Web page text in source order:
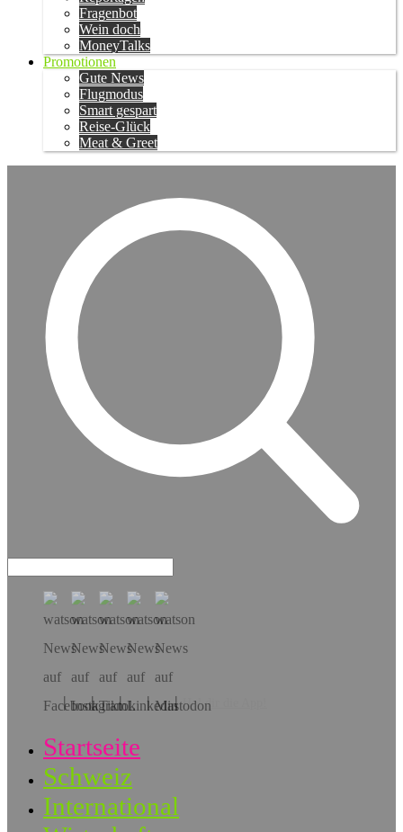
Fragenbot
Wein doch
MoneyTalks
Promotionen
Gute News
Flugmodus
Smart gespart
Reise-Glück
Meat & Greet
Hol dir die App!
Startseite
Schweiz
International